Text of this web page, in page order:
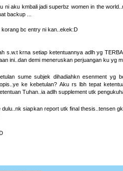
ni aku kmbali jadi superbz women in the
backup ...
bc entry ni kan..ekek:D
s.w.t krna setiap ketentuannya adlh yg
ini..dan demi meneruskan perjuangan ku yg
sume subjek dihadiahkn esenment yg
ke kebetulan? Aku rs lbh tepat
Tuhan..ia adlh supplement utk
siapkan report utk final thesis..tensen